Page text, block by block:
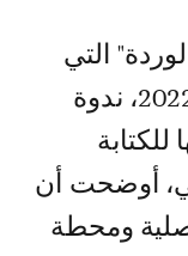
عقدت، مساء الاثنين 24 يناير 2022، ندوة
أوضحت أن
ومحطة